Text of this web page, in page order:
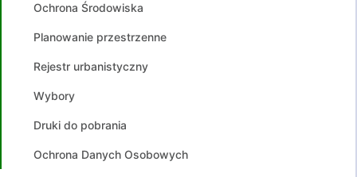
Ochrona Środowiska
Planowanie przestrzenne
Rejestr urbanistyczny
Wybory
Druki do pobrania
Ochrona Danych Osobowych